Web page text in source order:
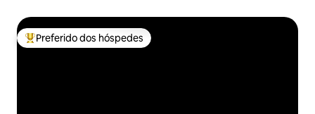
Entre os melhores preferidos dos hóspedes
Preferido dos hóspedes